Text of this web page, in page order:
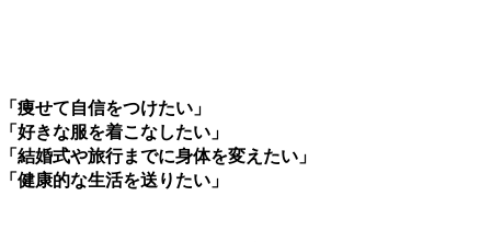
「痩せて自信をつけたい」
「好きな服を着こなしたい」
「結婚式や旅行までに身体を変えたい」
「健康的な生活を送りたい」